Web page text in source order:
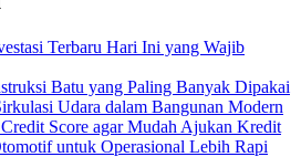
Terbaru Hari Ini yang Wajib
Batu yang Paling Banyak Dipakai
Udara dalam Bangunan Modern
Score agar Mudah Ajukan Kredit
untuk Operasional Lebih Rapi